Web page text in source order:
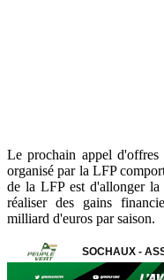
Le prochain appel
organisé par la LFP
de la LFP est d'allonger
réaliser des gains
milliard d'euros par saison.